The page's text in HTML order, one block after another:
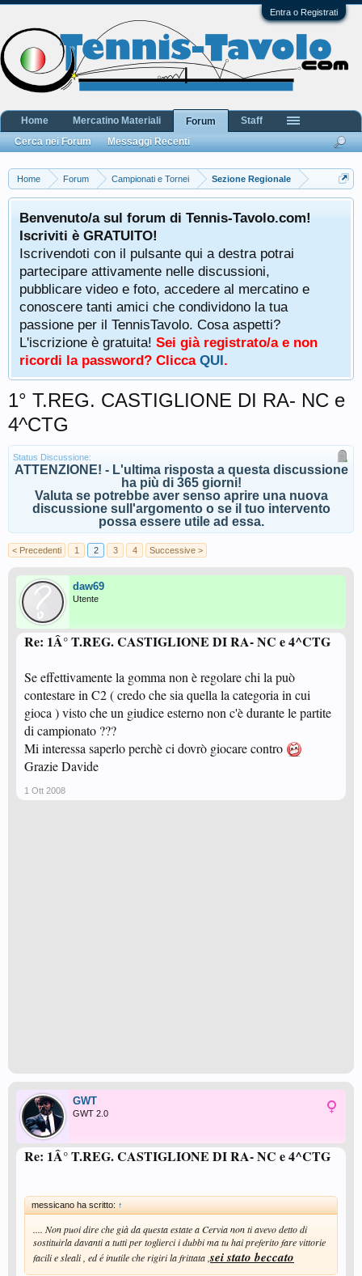
Entra o Registrati
Home Forum Campionati e Tornei Sezione Regionale
Benvenuto/a sul forum di Tennis-Tavolo.com!
Iscriviti è GRATUITO!
Iscrivendoti con il pulsante qui a destra potrai
partecipare attivamente nelle discussioni,
pubblicare video e foto, accedere al mercatino e
conoscere tanti amici che condividono la tua
passione per il TennisTavolo. Cosa aspetti?
L'iscrizione è gratuita! Sei già registrato/a e non
ricordi la password? Clicca QUI.
1° T.REG. CASTIGLIONE DI RA- NC e
4^CTG
Status Discussione:
ATTENZIONE! - L'ultima risposta a questa discussione
ha più di 365 giorni!
Valuta se potrebbe aver senso aprire una nuova
discussione sull'argomento o se il tuo intervento
possa essere utile ad essa.
< Precedenti 1 2 3 4 Successive >
daw69
Utente
Re: 1Â° T.REG. CASTIGLIONE DI RA- NC e 4^CTG
Se effettivamente la gomma non è regolare chi la può
contestare in C2 ( credo che sia quella la categoria in cui
gioca ) visto che un giudice esterno non c'è durante le partite
di campionato ???
Mi interessa saperlo perchè ci dovrò giocare contro
Grazie Davide
1 Ott 2008
GWT
GWT 2.0
Re: 1Â° T.REG. CASTIGLIONE DI RA- NC e 4^CTG
messicano ha scritto: ↑
.... Non puoi dire che già da questa estate a Cervia non ti avevo detto di
sostituirla davanti a tutti per toglierci i dubbi ma tu hai preferito fare vittorie
facili e sleali , ed é inutile che rigiri la frittata , sei stato beccato
Home Mercatino Materiali
Forum
Cerca nei Forum
Messaggi Recenti
Staff